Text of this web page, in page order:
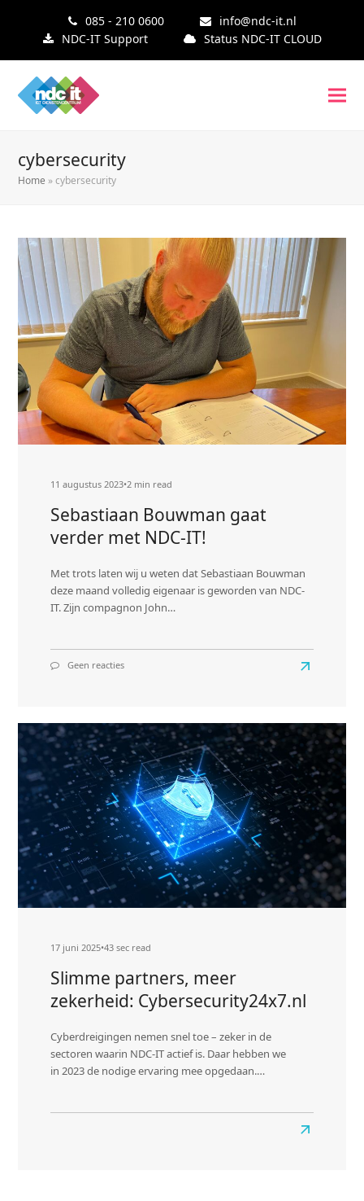
085 - 210 0600
info@ndc-it.nl
NDC-IT Support
Status NDC-IT CLOUD
cybersecurity
Home »cybersecurity
11 augustus 2023•2 min read
Sebastiaan Bouwman gaat
verder met NDC-IT!
Met trots laten wij u weten dat Sebastiaan Bouwman
deze maand volledig eigenaar is geworden van NDC-
IT. Zijn compagnon John…
Geen reacties
verder
met
NDC-
IT!
Lees
Sebastiaan
Bouwman
gaat
verder
met
NDC-
IT!
17 juni 2025•43 sec read
Slimme partners, meer
zekerheid: Cybersecurity24x7.nl
Cyberdreigingen nemen snel toe – zeker in de
sectoren waarin NDC-IT actief is. Daar hebben we
in 2023 de nodige ervaring mee opgedaan.…
Lees